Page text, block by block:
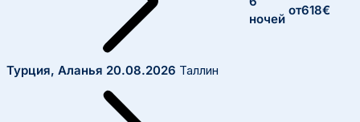
Турция, Аланья 20.08.2026 Таллин
ночей
от618€